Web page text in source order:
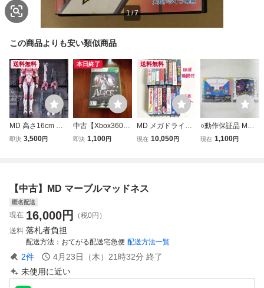
1/7
この商品よりも安い類似商品
送料無料
MD 高さ16cm ア
ーシー Arcee 普通
即決 3,500円
本日終了
中古【Xbox360】
アリス マッドネス
即決 1,100円
送料無料
MD メガドライブ
ソフト 15本セッ
まとめ売り 動作確
現在 10,050円
○動作保証品 MD
メガCD ソニッ
現在 1,100円
【中古】MD マーブルマッドネス
匿名配送
現在 16,000円
（税0円）
送料 落札者負担
配送方法 おてがる配送宅急便 配送方法一覧
2件 4月23日（木）21時32分 終了
未使用に近い